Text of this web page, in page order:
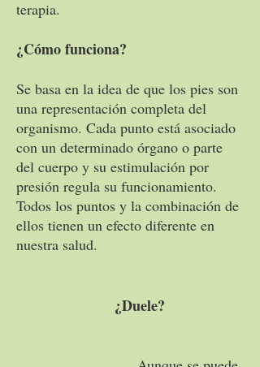
terapia.
¿Cómo funciona?
Se basa en la idea de que los pies son
una representación completa del
organismo. Cada punto está asociado
con un determinado órgano o parte
del cuerpo y su estimulación por
presión regula su funcionamiento.
Todos los puntos y la combinación de
ellos tienen un efecto diferente en
nuestra salud.
¿Duele?